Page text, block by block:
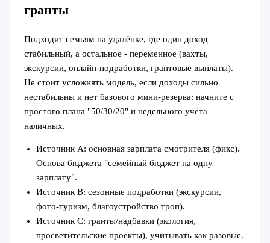
гранты
Подходит семьям на удалёнке, где один доход
стабильный, а остальное - переменное (вахты,
экскурсии, онлайн‑подработки, грантовые выплаты).
Не стоит усложнять модель, если доходы сильно
нестабильны и нет базового мини‑резерва: начните с
простого плана "50/30/20" и недельного учёта
наличных.
Источник А: основная зарплата смотрителя (фикс).
Основа бюджета "семейный бюджет на одну
зарплату".
Источник B: сезонные подработки (экскурсии,
фото‑туризм, благоустройство троп).
Источник C: гранты/надбавки (экология,
просветительские проекты), учитывать как разовые.